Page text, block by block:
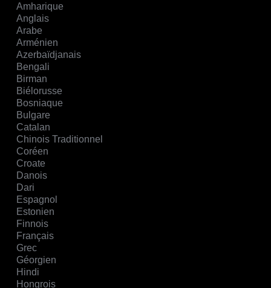
Amharique
Anglais
Arabe
Arménien
Azerbaïdjanais
Bengali
Birman
Biélorusse
Bosniaque
Bulgare
Catalan
Chinois Traditionnel
Coréen
Croate
Danois
Dari
Espagnol
Estonien
Finnois
Français
Grec
Géorgien
Hindi
Hongrois